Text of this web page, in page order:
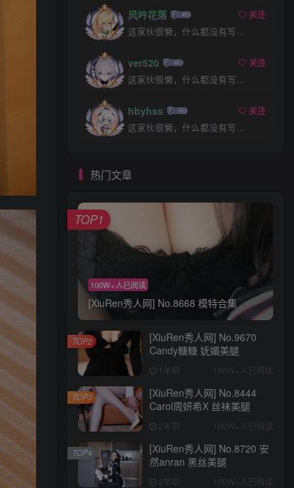
ztdha520
16小时前发布 2次阅读
关注
Coser美女_三刀刀miido_No.036 – 不知
火舞 女忍者 主题写真 [15P]
Coser网络美女 评分 回复 分享
ztdha520
16小时前发布
关注
的摩赛车娘 主题写真 [36P]
风吟花落
关注
这家伙很懒，什么都没有写...
ver520
关注
这家伙很懒，什么都没有写...
hbyhss
关注
这家伙很懒，什么都没有写...
热门文章
100W+人已阅读
[XiuRen秀人网] No.8668 模特合集
TOP1
[XiuRen秀人网] No.9670
Candy糖糖 妩媚美腿
1年前 100W+人已阅读
TOP2
[XiuRen秀人网] No.8444
Carol周妍希X 丝袜美腿
2年前 100W+人已阅读
TOP3
[XiuRen秀人网] No.8720 安
然anran 黑丝美腿
2年前 100W+人已阅读
TOP4